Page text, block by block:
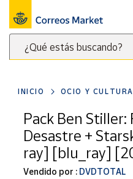
¿Qué estás buscando?
clave
para
buscar
productos
Correos
Menú
Nuestro
catálogo
Alimentación
Bebidas
Ocio y cultura
Juguetes y
juegos
INICIO OCIO Y CULTURA
Pack Ben Stiller:
Desastre +
ray] [blu_ray]
Vendido por : DVDTOTAL